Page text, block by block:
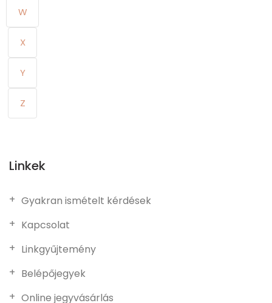
W
X
Y
Z
Linkek
Gyakran ismételt kérdések
Kapcsolat
Linkgyűjtemény
Belépőjegyek
Online jegyvásárlás